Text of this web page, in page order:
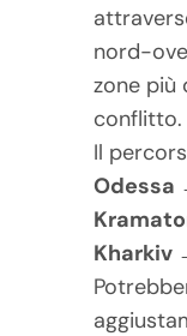
nord-
zone più
conflitto.
Il
Odessa
Kharkiv